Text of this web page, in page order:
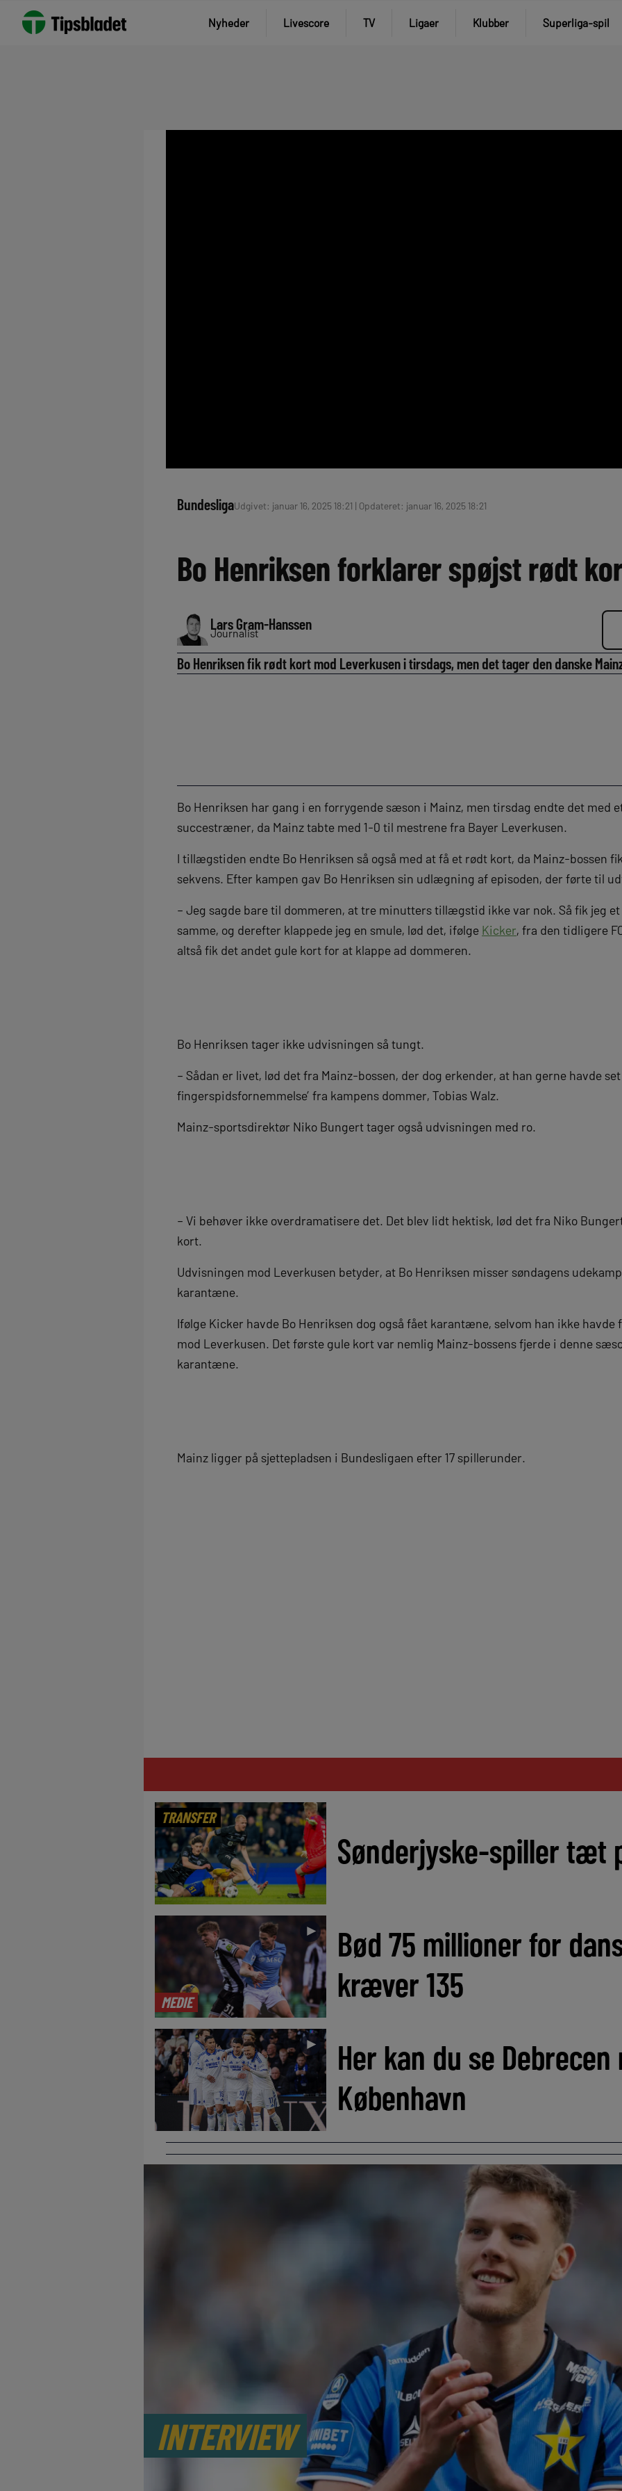
Nyheder Livescore TV Ligaer Klubber Superliga-spil
BundesligaUdgivet: januar 16, 2025 18:21 | Opdateret: januar 16, 2025 18:21
Bo Henriksen forklarer spøjst rødt
Lars Gram-Hanssen
Journalist
Bo Henriksen fik rødt kort mod Leverkusen i tirsdags, men det tager den danske
Bo Henriksen har gang i en forrygende sæson i Mainz, men tirsdag endte det med
succestræner, da Mainz tabte med 1-0 til mestrene fra Bayer Leverkusen.
I tillægstiden endte Bo Henriksen så også med at få et rødt kort, da Mainz-bossen
sekvens. Efter kampen gav Bo Henriksen sin udlægning af episoden, der førte til
– Jeg sagde bare til dommeren, at tre minutters tillægstid ikke var nok. Så fik jeg
samme, og derefter klappede jeg en smule, lød det, ifølge Kicker, fra den tidligere
altså fik det andet gule kort for at klappe ad dommeren.
Bo Henriksen tager ikke udvisningen så tungt.
– Sådan er livet, lød det fra Mainz-bossen, der dog erkender, at han gerne havde
fingerspidsfornemmelse’ fra kampens dommer, Tobias Walz.
Mainz-sportsdirektør Niko Bungert tager også udvisningen med ro.
– Vi behøver ikke overdramatisere det. Det blev lidt hektisk, lød det fra Niko
kort.
Udvisningen mod Leverkusen betyder, at Bo Henriksen misser søndagens
karantæne.
Ifølge Kicker havde Bo Henriksen dog også fået karantæne, selvom han ikke havde
mod Leverkusen. Det første gule kort var nemlig Mainz-bossens fjerde i denne
karantæne.
Mainz ligger på sjettepladsen i Bundesligaen efter 17 spillerunder.
TRANSFER
Sønderjyske-spiller tæt
MEDIE
►
Bød 75 millioner for
kræver 135
►
Her kan du se Debrecen
København
INTERVIEW